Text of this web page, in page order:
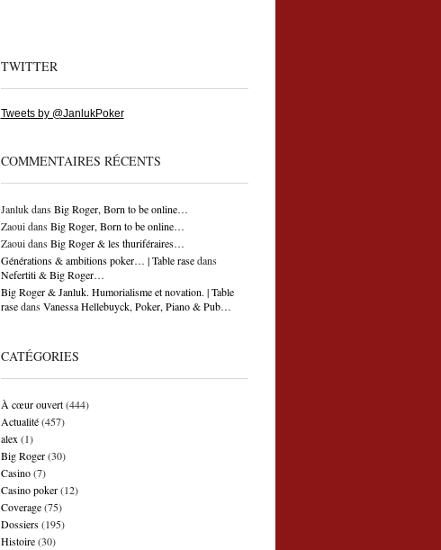
TWITTER
Tweets by @JanlukPoker
COMMENTAIRES RÉCENTS
Janlukdans Big Roger, Born to be online…
Zaouidans Big Roger, Born to be online…
Zaouidans Big Roger & les thuriféraires…
Générations & ambitions poker… | Table rasedans
Nefertiti & Big Roger…
Big Roger & Janluk. Humorialisme et novation. | Table
rasedans Vanessa Hellebuyck, Poker, Piano & Pub…
CATÉGORIES
À cœur ouvert(444)
Actualité(457)
alex (1)
Big Roger(30)
Casino(7)
Casino poker(12)
Coverage(75)
Dossiers(195)
Histoire(30)